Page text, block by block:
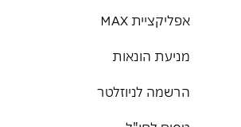
אפליקציית MAX
מניעת הונאות
הרשמה לניוזלטר